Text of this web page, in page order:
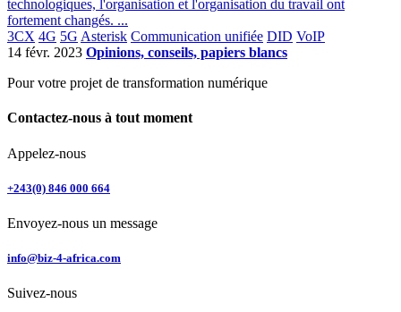
technologiques, l'organisation et l'organisation du travail ont
fortement changés. ...
3CX 4G 5G Asterisk Communication unifiée DID VoIP
14 févr. 2023 Opinions, conseils, papiers blancs
Pour votre projet de transformation numérique
Contactez-nous à tout moment
Appelez-nous
+243(0) 846 000 664
Envoyez-nous un message
info@biz-4-africa.com
Suivez-nous